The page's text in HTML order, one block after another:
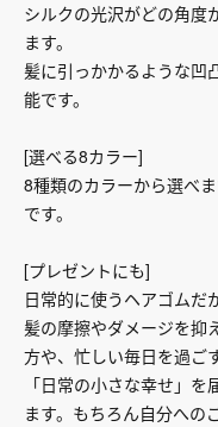
シルクの光沢がどの角度
ます。
髪に引っかかるような凹
能です。
[選べる8カラー]
8種類のカラーから選べ
です。
[プレゼントにも]
日常的に使うヘアゴムだ
髪の摩擦やダメージを抑
方や、忙しい毎日を過ご
「日常の小さな幸せ」
ます。もちろん自分への